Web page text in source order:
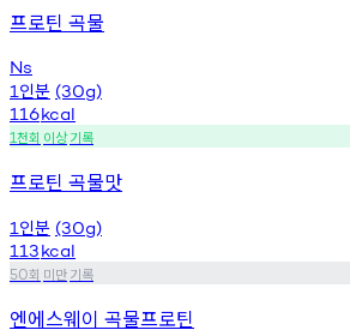
프로틴 곡물
Ns
1 인분 (30g)
116kcal
1천회 이상기록
프로틴 곡물맛
1 인분 (30g)
113kcal
50회 미만기록
엔에스웨이 곡물프로틴